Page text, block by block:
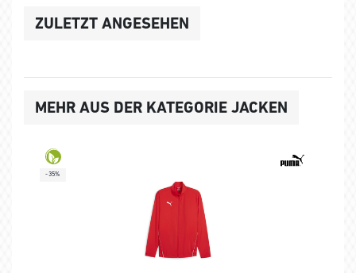
ZULETZT ANGESEHEN
MEHR AUS DER KATEGORIE JACKEN
-35%